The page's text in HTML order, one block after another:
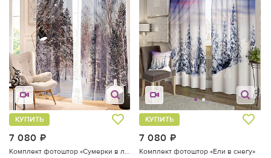
7 080
КУПИТЬ
7 080
КУПИТЬ
Комплект фотоштор «Ели в снегу»